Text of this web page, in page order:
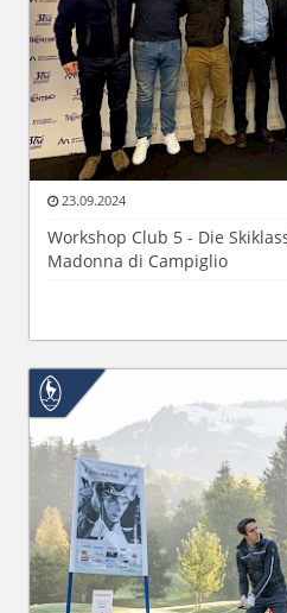
23.09.2024
Workshop Club 5 - Die
Madonna di Campiglio